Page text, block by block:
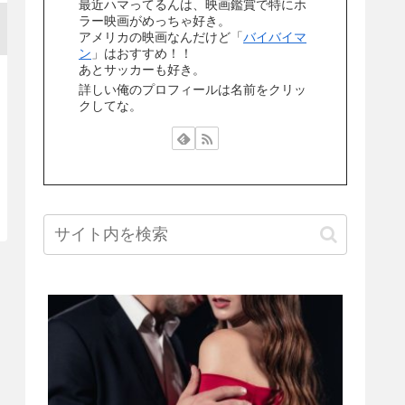
最近ハマってるんは、映画鑑賞で特にホ
ラー映画がめっちゃ好き。
アメリカの映画なんだけど「バイバイマ
ン 」はおすすめ！！
あとサッカーも好き。
詳しい俺のプロフィールは名前をクリッ
クしてな。